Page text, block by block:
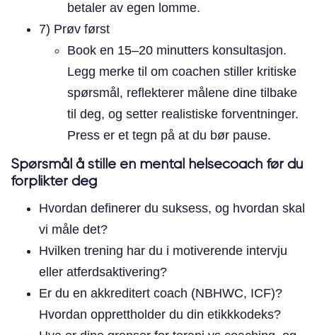
betaler av egen lomme.
7) Prøv først
Book en 15–20 minutters konsultasjon.
Legg merke til om coachen stiller kritiske
spørsmål, reflekterer målene dine tilbake
til deg, og setter realistiske forventninger.
Press er et tegn på at du bør pause.
Spørsmål å stille en mental helsecoach før du
forplikter deg
Hvordan definerer du suksess, og hvordan skal
vi måle det?
Hvilken trening har du i motiverende intervju
eller atferdsaktivering?
Er du en akkreditert coach (NBHWC, ICF)?
Hvordan opprettholder du din etikkkodeks?